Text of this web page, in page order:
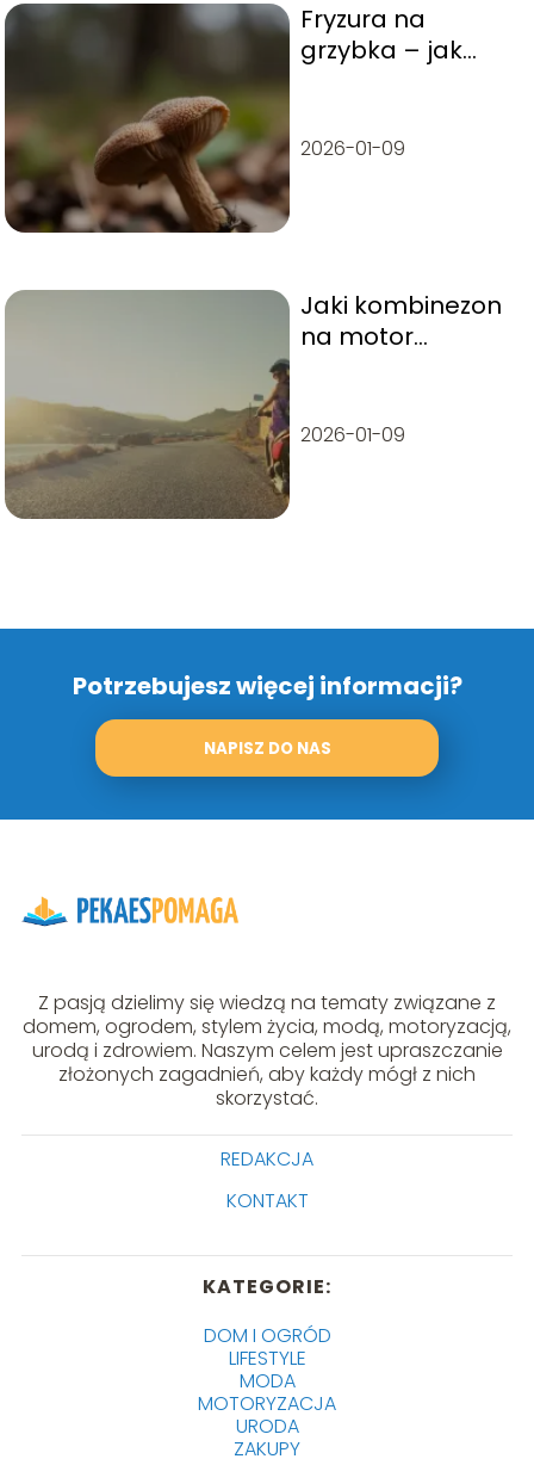
Fryzura na
grzybka – jak
2026-01-09
Jaki kombinezon
na motor
2026-01-09
Potrzebujesz więcej informacji?
NAPISZ DO NAS
Z pasją dzielimy się wiedzą na tematy związane z
domem, ogrodem, stylem życia, modą, motoryzacją,
urodą i zdrowiem. Naszym celem jest upraszczanie
złożonych zagadnień, aby każdy mógł z nich
skorzystać.
REDAKCJA
KONTAKT
KATEGORIE:
DOM I OGRÓD
LIFESTYLE
MODA
MOTORYZACJA
URODA
ZAKUPY